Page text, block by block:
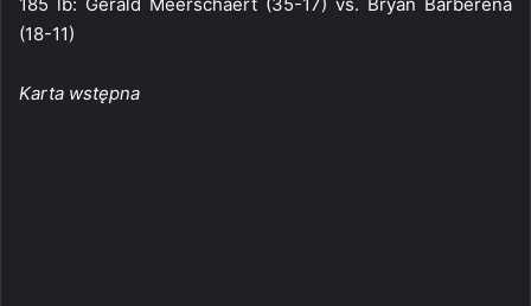
(18-11)
Karta wstępna